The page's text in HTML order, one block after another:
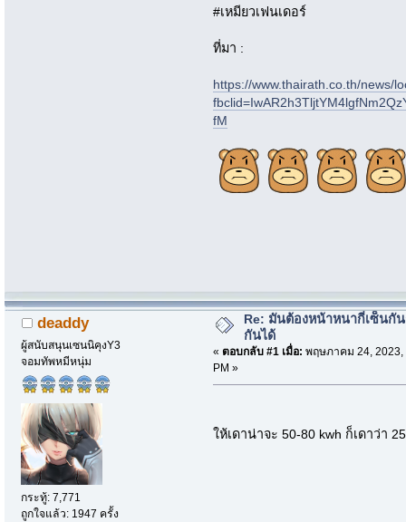
#เหมียวเฟนเดอร์
ที่มา :
https://www.thairath.co.th/news/
fM
deaddy
ผู้สนับสนุนเซนนิคุงY3
จอมทัพหมีหนุ่ม
กระทู้: 7,771
ถูกใจแล้ว: 1947 ครั้ง
Re: มันต้องหน้าหนากี่เซ็นกั
กันได้
« ตอบกลับ #1 เมื่อ: พฤษภาคม 24, 2023,
PM »
ให้เดาน่าจะ 50-80 kwh ก็เดาว่า